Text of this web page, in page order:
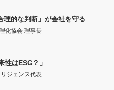
理的な判断」が会社を守る
化協会 理事長
性はESG？」
ジェンス代表